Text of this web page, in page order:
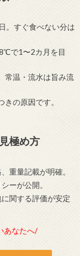
。すぐ食べない分は
で1〜2カ月を目
常温・流水は旨み流
の原因です。
極め方
重量記載が明確。
ーが公開。
関する評価が安定
あなたへ/